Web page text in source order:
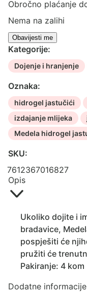
Obročno plaćanje
Nema na zalihi
Kategorije:
Dojenje i hranjenje
Oznaka:
hidrogel jastučići
izdajanje mlijeka
Medela hidrogel
SKU:
7612367016827
Opis
Ukoliko dojite i
bradavice,
pospješiti će
pružiti će
Pakiranje: 4 kom
Dodatne informacije